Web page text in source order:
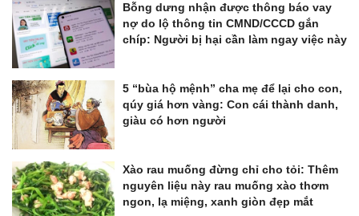
Bỗng dưng nhận được thông báo vay
nợ do lộ thông tin CMND/CCCD gắn
chíp: Người bị hại cần làm ngay việc này
5 “bùa hộ mệnh” cha mẹ để lại cho con,
qúy giá hơn vàng: Con cái thành danh,
giàu có hơn người
Xào rau muống đừng chỉ cho tỏi: Thêm
nguyên liệu này rau muống xào thơm
ngon, lạ miệng, xanh giòn đẹp mắt